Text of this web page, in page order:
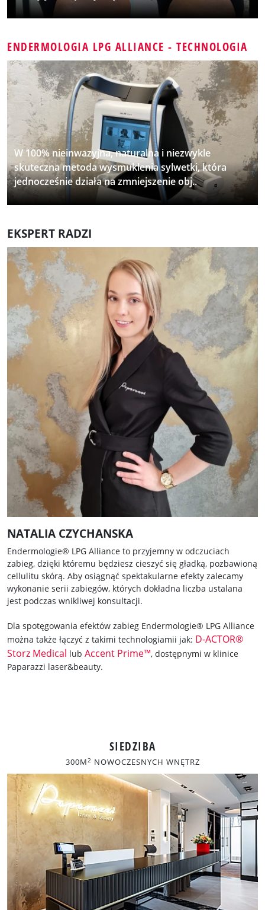
ENDERMOLOGIA LPG ALLIANCE - TECHNOLOGIA
W 100% nieinwazyjna, naturalna i niezwykle
skuteczna metoda wysmuklenia sylwetki, która
jednocześnie działa na zmniejszenie obj..
EKSPERT RADZI
NATALIA CZYCHANSKA
Endermologie® LPG Alliance to przyjemny w odczuciach
zabieg, dzięki któremu będziesz cieszyć się gładką, pozbawioną
cellulitu skórą. Aby osiągnąć spektakularne efekty zalecamy
wykonanie serii zabiegów, których dokładna liczba ustalana
jest podczas wnikliwej konsultacji.
Dla spotęgowania efektów zabieg Endermologie® LPG Alliance
można także łączyć z takimi technologiamii jak: D-ACTOR®
Storz Medical lub Accent Prime™, dostępnymi w klinice
Paparazzi laser&beauty.
SIEDZIBA
300M2 NOWOCZESNYCH WNĘTRZ